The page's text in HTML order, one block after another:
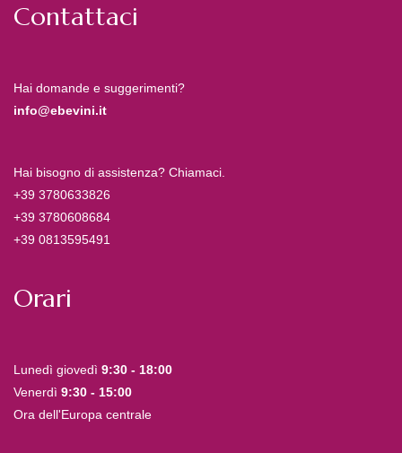
Contattaci
Hai domande e suggerimenti?
info@ebevini.it
Hai bisogno di assistenza? Chiamaci.
+39 3780633826
+39 3780608684
+39 0813595491
Orari
Lunedì giovedì 9:30 - 18:00
Venerdì 9:30 - 15:00
Ora dell'Europa centrale